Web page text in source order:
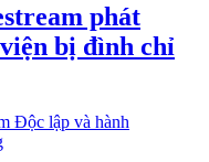
phát
bị đình chỉ